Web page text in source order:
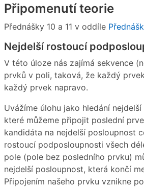
Připomenutí teorie
Přednášky 10 a 11 v oddíle
Nejdelší rostoucí
V této úloze nás zajímá sekvence
prvků v poli, taková, že každý
každý prvek napravo.
Uvážíme úlohu jako hledání
které můžeme připojit poslední
kandidáta na nejdelší posloupnost
rostoucí podposloupnosti všech
pole (pole bez posledního prvku)
nejdelší posloupnost, která končí
Připojením našeho prvku vznikne